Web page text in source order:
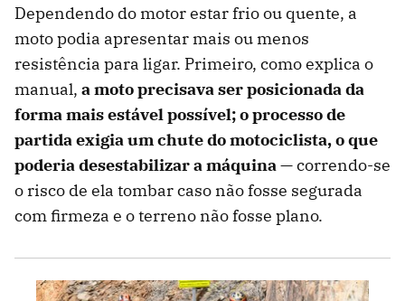
Dependendo do motor estar frio ou quente, a
moto podia apresentar mais ou menos
resistência para ligar. Primeiro, como explica o
manual, a moto precisava ser posicionada da
forma mais estável possível; o processo de
partida exigia um chute do motociclista, o que
poderia desestabilizar a máquina— correndo-se
o risco de ela tombar caso não fosse segurada
com firmeza e o terreno não fosse plano.